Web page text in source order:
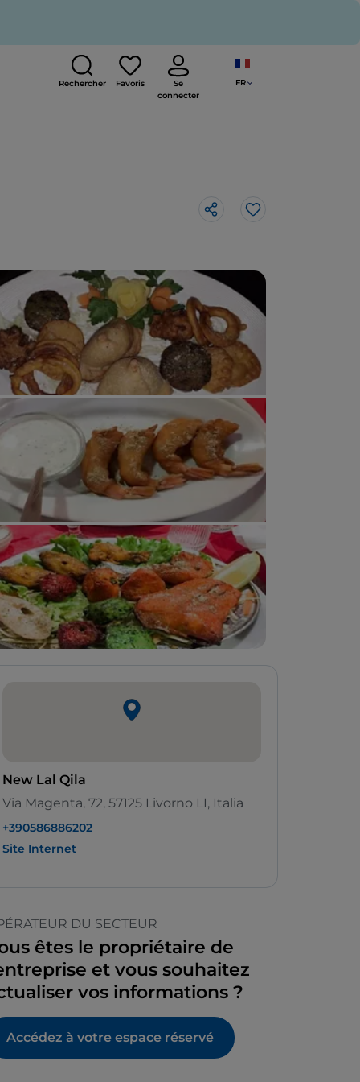
Rechercher Favoris
Se
connecter
FR
J’aime
New Lal Qila
Via Magenta, 72, 57125 Livorno LI, Italia
+390586886202
Site Internet
DU SECTEUR
êtes le propriétaire de
et vous souhaitez
vos informations ?
Accédez à votre espace réservé